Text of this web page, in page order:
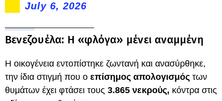
July 6, 2026
Βενεζουέλα: Η «φλόγα» μένει αναμμένη
Η οικογένεια εντοπίστηκε ζωντανή και ανασύρθηκε,
την ίδια στιγμή που ο επίσημος απολογισμός των
θυμάτων έχει φτάσει τους 3.865 νεκρούς, κόντρα στις